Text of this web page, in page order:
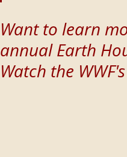
Want to learn
annual Earth
Watch the